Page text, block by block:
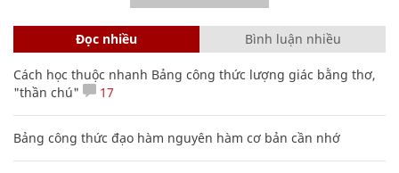
Đọc nhiều Bình luận nhiều
Cách học thuộc nhanh Bảng công thức lượng giác bằng thơ,
"thần chú"
17
Bảng công thức đạo hàm nguyên hàm cơ bản cần nhớ